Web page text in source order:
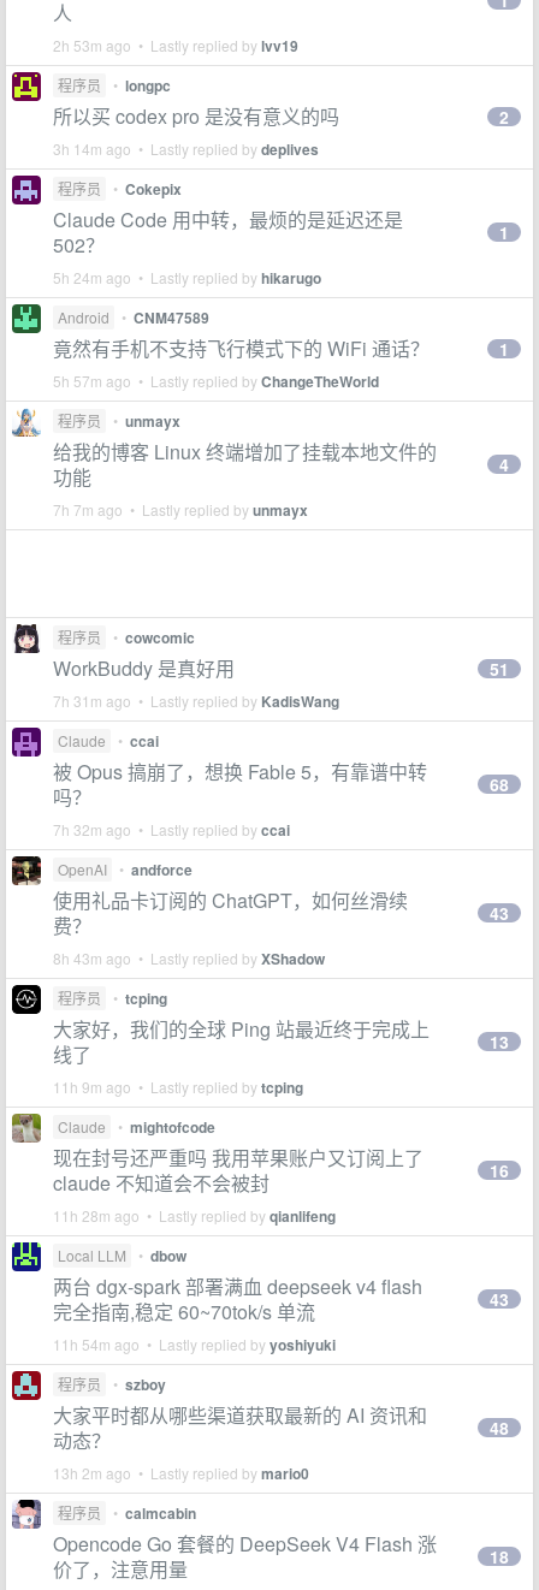
人
2h 53m ago • Lastly replied bylvv19
程序员 • longpc
所以买 codex pro 是没有意义的吗
3h 14m ago • Lastly replied bydeplives
2
程序员 • Cokepix
Claude Code 用中转，最烦的是延迟还是
502？
5h 24m ago • Lastly replied byhikarugo
1
Android • CNM47589
竟然有手机不支持飞行模式下的 WiFi 通话？
5h 57m ago • Lastly replied byChangeTheWorld
1
程序员 • unmayx
给我的博客 Linux 终端增加了挂载本地文件的
功能
7h 7m ago • Lastly replied byunmayx
4
程序员 • cowcomic
WorkBuddy 是真好用
7h 31m ago • Lastly replied by KadisWang
51
Claude • ccai
被 Opus 搞崩了，想换 Fable 5，有靠谱中转
吗？
7h 32m ago • Lastly replied byccai
68
OpenAI • andforce
使用礼品卡订阅的 ChatGPT，如何丝滑续
费？
8h 43m ago • Lastly replied byXShadow
43
程序员 • tcping
大家好，我们的全球 Ping 站最近终于完成上
线了
11h 9m ago • Lastly replied bytcping
13
Claude • mightofcode
现在封号还严重吗 我用苹果账户又订阅上了
claude 不知道会不会被封
11h 28m ago • Lastly replied byqianlifeng
16
Local LLM • dbow
两台 dgx-spark 部署满血 deepseek v4 flash
完全指南,稳定 60~70tok/s 单流
11h 54m ago • Lastly replied byyoshiyuki
43
程序员 • szboy
大家平时都从哪些渠道获取最新的 AI 资讯和
动态？
13h 2m ago • Lastly replied bymario0
48
程序员 • calmcabin
Opencode Go 套餐的 DeepSeek V4 Flash 涨
价了，注意用量
18